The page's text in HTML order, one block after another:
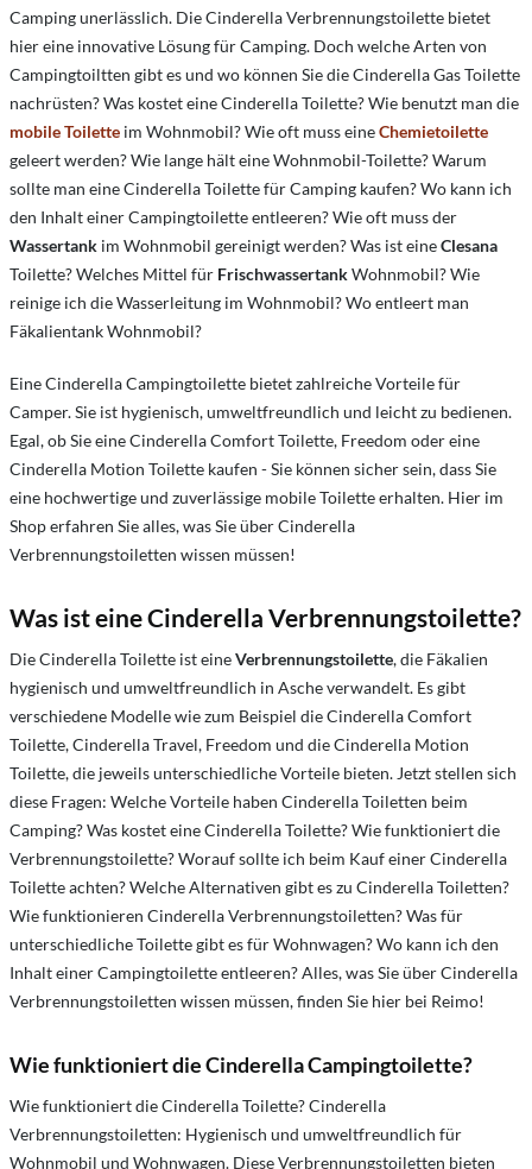
Camping unerlässlich. Die Cinderella Verbrennungstoilette bietet
hier eine innovative Lösung für Camping. Doch welche Arten von
Campingtoiltten gibt es und wo können Sie die Cinderella Gas Toilette
nachrüsten?Was kostet eine Cinderella Toilette?Wie benutzt man die
mobile Toilette im Wohnmobil?Wie oft muss eineChemietoilette
geleert werden?Wie lange hält eine Wohnmobil-Toilette?Warum
sollte man eine Cinderella Toilette für Camping kaufen?Wo kann ich
den Inhalt einer Campingtoilette entleeren?Wie oft muss der
Wassertank im Wohnmobil gereinigt werden?Was ist eineClesana
Toilette?Welches Mittel für FrischwassertankWohnmobil?Wie
reinige ich die Wasserleitung im Wohnmobil?Wo entleert man
Fäkalientank Wohnmobil?
Eine Cinderella Campingtoilette bietet zahlreiche Vorteile für
Camper. Sie ist hygienisch, umweltfreundlich und leicht zu bedienen.
Egal, ob Sie eine Cinderella Comfort Toilette, Freedom oder eine
Cinderella Motion Toilette kaufen - Sie können sicher sein, dass Sie
eine hochwertige und zuverlässige mobile Toilette erhalten. Hier im
Shop erfahren Sie alles, was Sie über Cinderella
Verbrennungstoiletten wissen müssen!
Was ist eine Cinderella Verbrennungstoilette?
Die Cinderella Toilette ist eineVerbrennungstoilette, die Fäkalien
hygienisch und umweltfreundlich in Asche verwandelt. Es gibt
verschiedene Modelle wie zum Beispiel die Cinderella Comfort
Toilette, Cinderella Travel, Freedom und die Cinderella Motion
Toilette, die jeweils unterschiedliche Vorteile bieten. Jetzt stellen sich
diese Fragen: Welche Vorteile haben Cinderella Toiletten beim
Camping? Was kostet eine Cinderella Toilette? Wie funktioniert die
Verbrennungstoilette? Worauf sollte ich beim Kauf einer Cinderella
Toilette achten? Welche Alternativen gibt es zu Cinderella Toiletten?
Wie funktionieren Cinderella Verbrennungstoiletten?Was für
unterschiedliche Toilette gibt es für Wohnwagen?Wo kann ich den
Inhalt einer Campingtoilette entleeren? Alles, was Sie über Cinderella
Verbrennungstoiletten wissen müssen, finden Sie hier bei Reimo!
Wie funktioniert die Cinderella Campingtoilette?
Wie funktioniert die Cinderella Toilette?Cinderella
Verbrennungstoiletten: Hygienisch und umweltfreundlich für
Wohnmobil und Wohnwagen. Diese Verbrennungstoiletten bieten